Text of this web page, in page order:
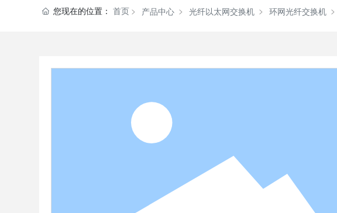
您现在的位置： 首页 产品中心 光纤以太网交换机 环网光纤交换机